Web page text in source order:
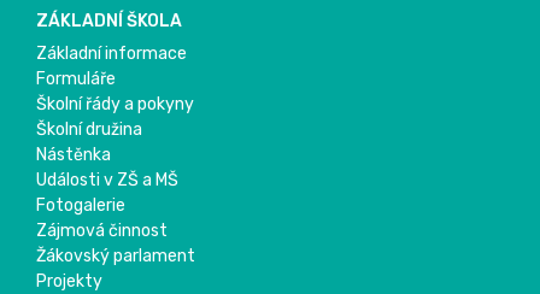
ZÁKLADNÍ ŠKOLA
Základní informace
Formuláře
Školní řády a pokyny
Školní družina
Nástěnka
Události v ZŠ a MŠ
Fotogalerie
Zájmová činnost
Žákovský parlament
Projekty